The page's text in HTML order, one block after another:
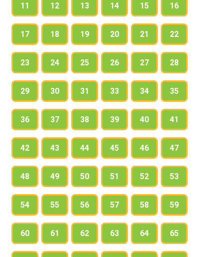
11 12 13 14 15 16
17 18 19 20 21 22
23 24 25 26 27 28
29 30 31 33 34 35
36 37 38 39 40 41
42 43 44 45 46 47
48 49 50 51 52 53
54 55 56 57 58 59
60 61 62 63 64 65